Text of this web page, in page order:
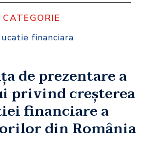
de prezentare a
privind creșterea
financiare a
din România
CATEGORIE
financiara